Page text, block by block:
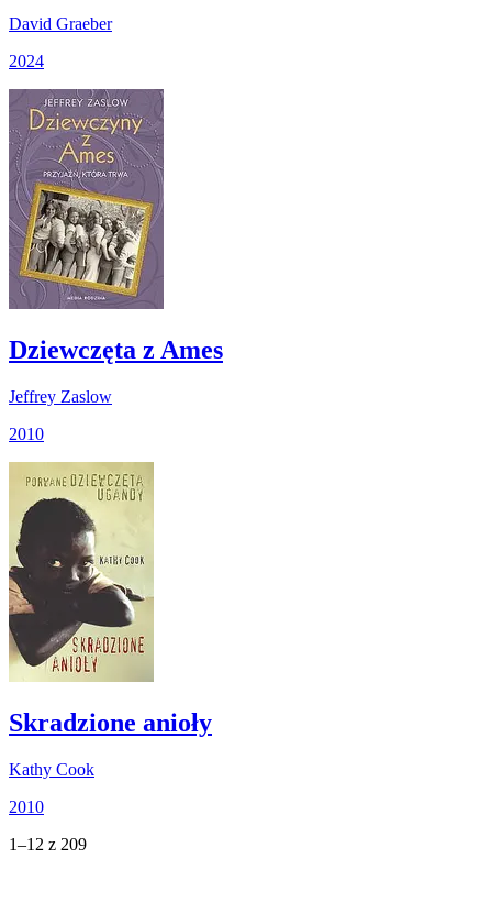
David Graeber
2024
Dziewczęta z Ames
Jeffrey Zaslow
2010
Skradzione anioły
Kathy Cook
2010
1–12 z 209